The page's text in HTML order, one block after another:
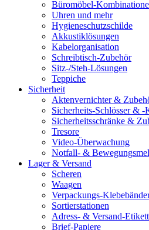
Büromöbel-
Uhren und mehr
Hygieneschutzschilde
Akkustiklösungen
Kabelorganisation
Schreibtisch-Zubehör
Sitz-/Steh-Lösungen
Teppiche
Sicherheit
Aktenvernichter &
Sicherheits-Schlösser & -
Sicherheitsschränke &
Tresore
Video-Überwachung
Notfall- &
Lager & Versand
Scheren
Waagen
Verpackungs-
Sortierstationen
Adress- & Versand-
Brief-Papiere